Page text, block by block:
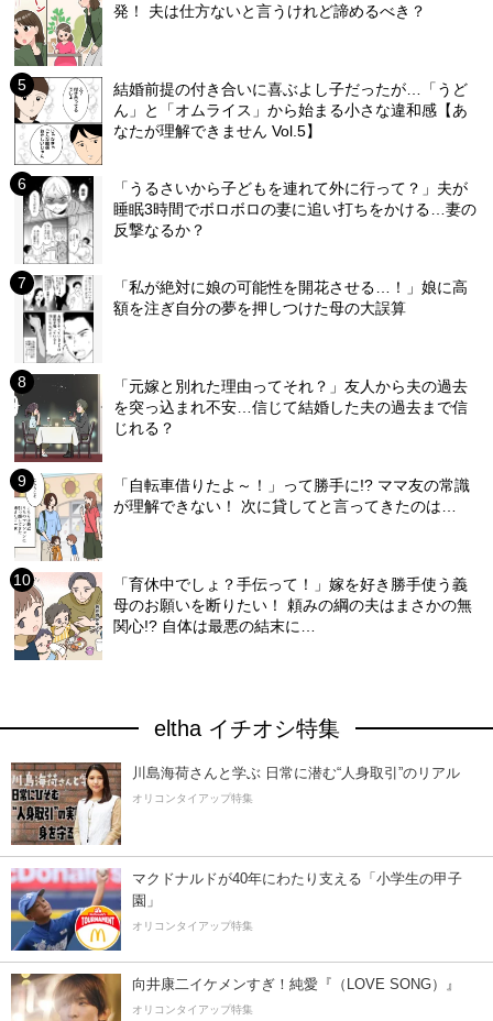
発！ 夫は仕方ないと言うけれど諦めるべき？
結婚前提の付き合いに喜ぶよし子だったが…「うど
ん」と「オムライス」から始まる小さな違和感【あ
なたが理解できません Vol.5】
「うるさいから子どもを連れて外に行って？」夫が
睡眠3時間でボロボロの妻に追い打ちをかける…妻の
反撃なるか？
「私が絶対に娘の可能性を開花させる…！」娘に高
額を注ぎ自分の夢を押しつけた母の大誤算
「元嫁と別れた理由ってそれ？」友人から夫の過去
を突っ込まれ不安…信じて結婚した夫の過去まで信
じれる？
「自転車借りたよ～！」って勝手に!? ママ友の常識
が理解できない！ 次に貸してと言ってきたのは…
「育休中でしょ？手伝って！」嫁を好き勝手使う義
母のお願いを断りたい！ 頼みの綱の夫はまさかの無
関心!? 自体は最悪の結末に…
eltha イチオシ特集
川島海荷さんと学ぶ 日常に潜む“人身取引”のリアル
オリコンタイアップ特集
マクドナルドが40年にわたり支える「小学生の甲子
園」
オリコンタイアップ特集
向井康二イケメンすぎ！純愛『（LOVE SONG）』
オリコンタイアップ特集